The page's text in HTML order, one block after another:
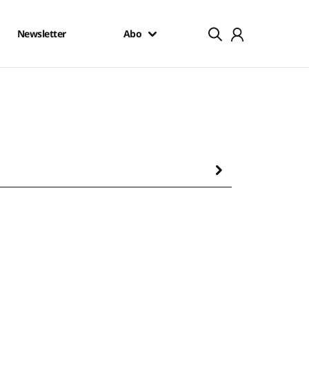
Newsletter Abo